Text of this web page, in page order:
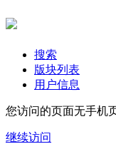
搜索
版块列表
用户信息
您访问的页面无手机
继续访问